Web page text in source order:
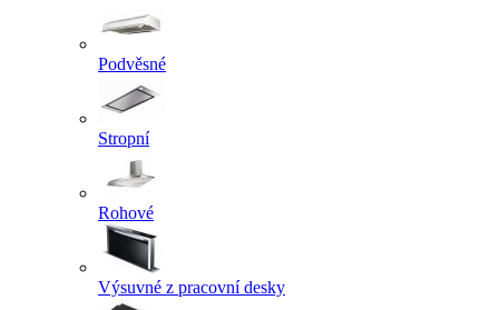
Podvěsné
Stropní
Rohové
Výsuvné z pracovní desky